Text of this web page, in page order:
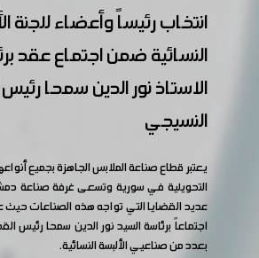
انتخاب رئيساً وأعضاء للجنة
النسائية ضمن اجتماع عقد
الاستاذ نور الدين سمحا
النسيجي
يعتبر قطاع صناعة الملابس الجاهزة بجميع
التحويلية في سورية وتسعى غرفة صناعة
عديد القضايا التي تواجه هذه الصناعات
اجتماعاً برئاسة السيد نور الدين سمحا رئيس
بعدد من صناعيي الألبسة النسائية.